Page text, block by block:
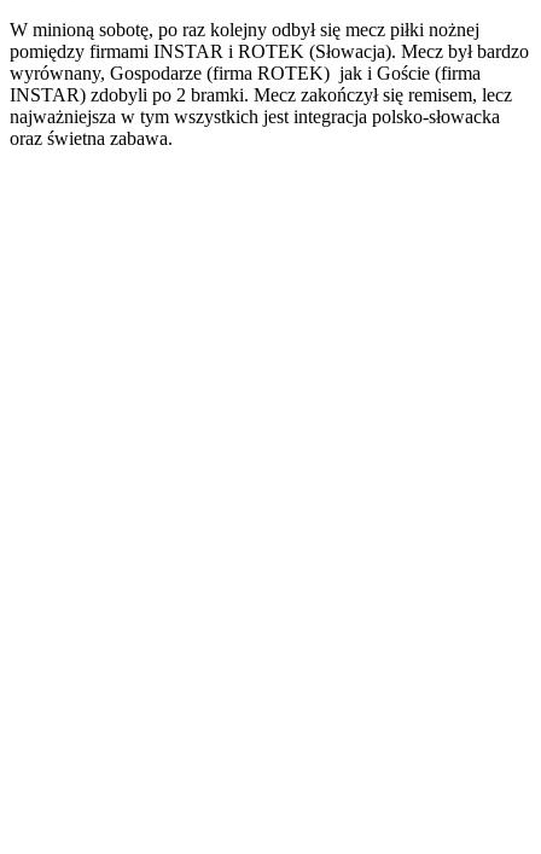
W minioną sobotę, po raz kolejny odbył się mecz piłki nożnej
pomiędzy firmami INSTAR i ROTEK (Słowacja). Mecz był bardzo
wyrównany, Gospodarze (firma ROTEK) jak i Goście (firma
INSTAR) zdobyli po 2 bramki. Mecz zakończył się remisem, lecz
najważniejsza w tym wszystkich jest integracja polsko-słowacka
oraz świetna zabawa.